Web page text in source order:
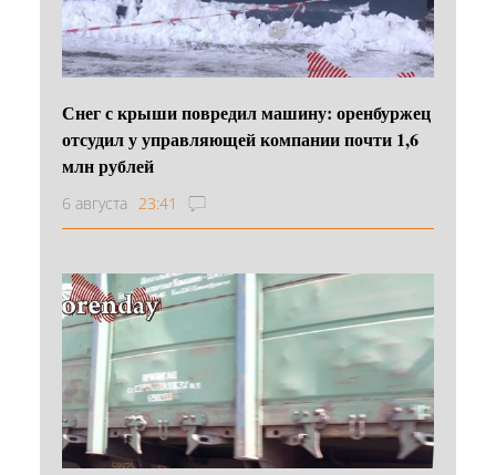
Снег с крыши повредил машину: оренбуржец
отсудил у управляющей компании почти 1,6
млн рублей
6 августа 23:41